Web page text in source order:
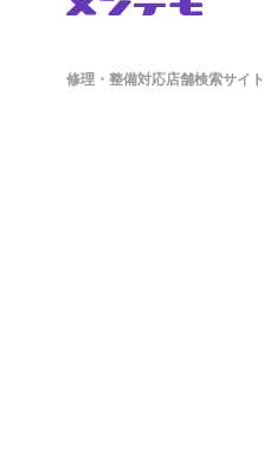
修理・整備対応店舗検索サイト